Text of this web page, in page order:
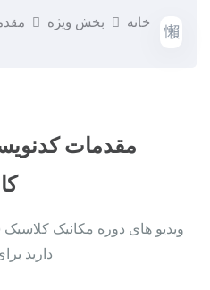
خانه بخش ویژه
مقدمات
ویدیو های دوره مکانیک
دارید